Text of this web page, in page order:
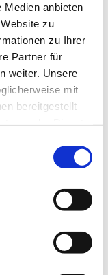
Medien anbieten
zu
zu Ihrer
Partner für
weiter. Unsere
mit
bereitgestellt